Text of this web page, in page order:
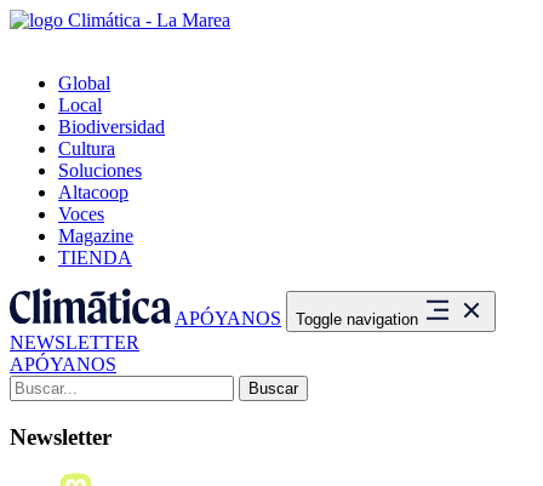
Global
Local
Biodiversidad
Cultura
Soluciones
Altacoop
Voces
Magazine
TIENDA
APÓYANOS Toggle navigation
NEWSLETTER
APÓYANOS
Buscar:
Newsletter